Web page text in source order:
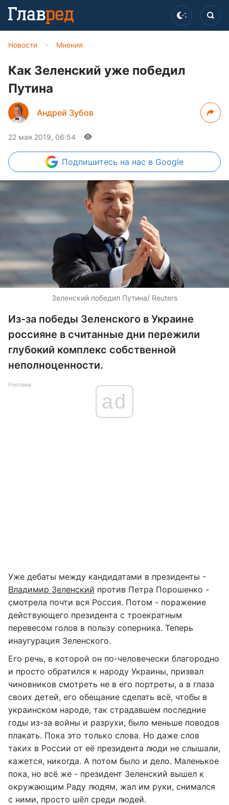
Новости › Мнения
Как Зеленский уже победил
Путина
Андрей Зубов
22 мая 2019, 06:54
Подпишитесь на нас в Google
Зеленский победил Путина/ Reuters
Из-за победы Зеленского в Украине
россияне в считанные дни пережили
глубокий комплекс собственной
неполноценности.
Реклама
ad
Уже дебаты между кандидатами в президенты -
Владимир Зеленский против Петра Порошенко -
смотрела почти вся Россия. Потом - поражение
действующего президента с троекратным
перевесом голов в пользу соперника. Теперь
инаугурация Зеленского.
Его речь, в которой он по-человечески благородно
и просто обратился к народу Украины, призвал
чиновников смотреть не в его портреты, а в глаза
своих детей, его обещание сделать всё, чтобы в
украинском народе, так страдавшем последние
годы из-за войны и разрухи, было меньше поводов
плакать. Пока это только слова. Но даже слов
таких в России от её президента люди не слышали,
кажется, никогда. А потом было и дело. Маленькое
пока, но всё же - президент Зеленский вышел к
окружающим Раду людям, жал им руки, снимался
с ними, просто шёл среди людей.